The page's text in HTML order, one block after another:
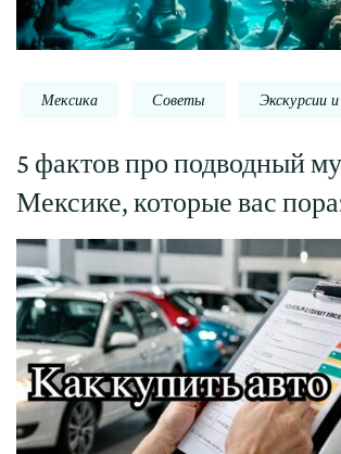
Мексика Советы Экскурсии
5 фактов про подводный
Мексике, которые вас